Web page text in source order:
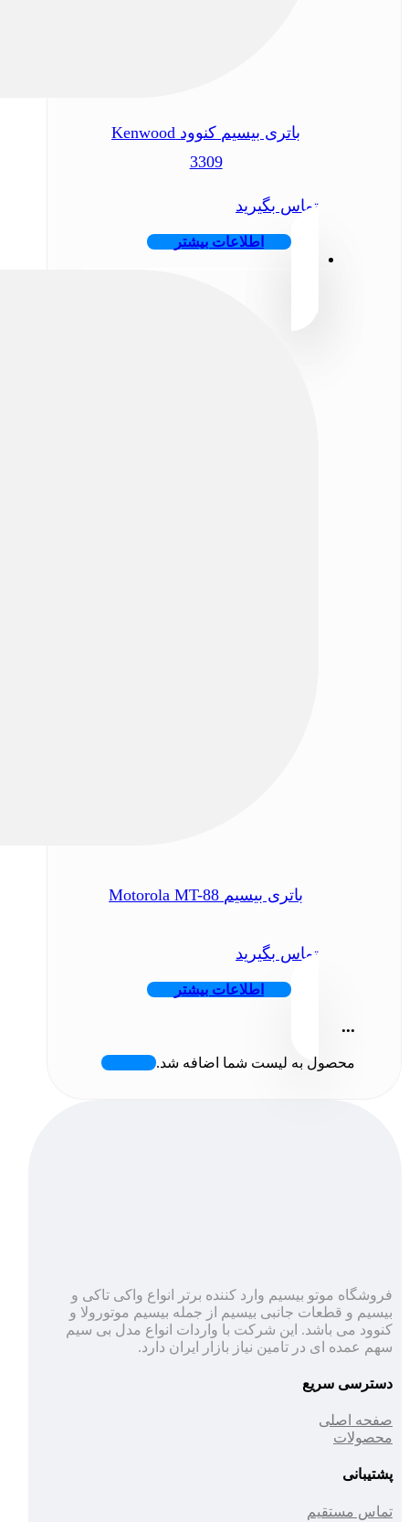
باتری بیسیم کنوود Kenwood
3309
تماس بگیرید
اطلاعات بیشتر
باتری بیسیم Motorola MT-88
تماس بگیرید
اطلاعات بیشتر
...
محصول به لیست شما اضافه شد.
فروشگاه موتو بیسیم وارد کننده برتر انواع واکی تاکی و
بیسیم و قطعات جانبی بیسیم از جمله بیسیم موتورولا و
کنوود می باشد. این شرکت با واردات انواع مدل بی سیم
سهم عمده ای در تامین نیاز بازار ایران دارد.
دسترسی سریع
صفحه اصلی
محصولات
پشتیبانی
تماس مستقیم